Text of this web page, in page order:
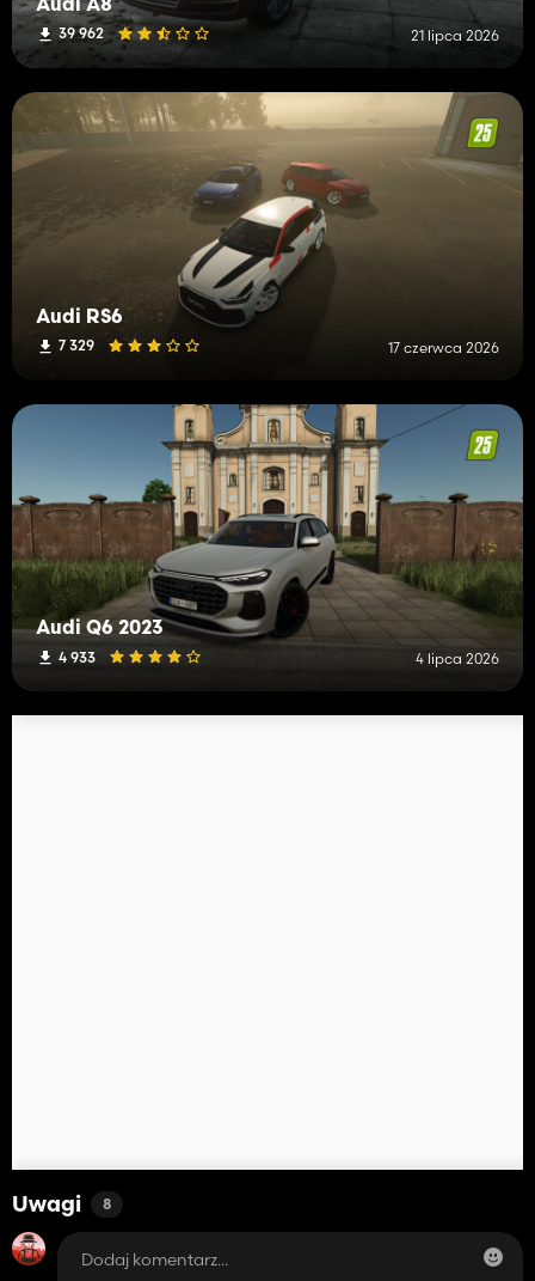
Audi A8
39 962 21 lipca 2026
Audi RS6
7 329 17 czerwca 2026
Audi Q6 2023
4 933 4 lipca 2026
Uwagi 8